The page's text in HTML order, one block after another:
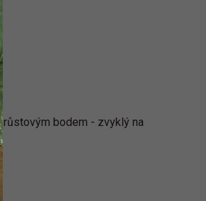
růstovým bodem - zvyklý na